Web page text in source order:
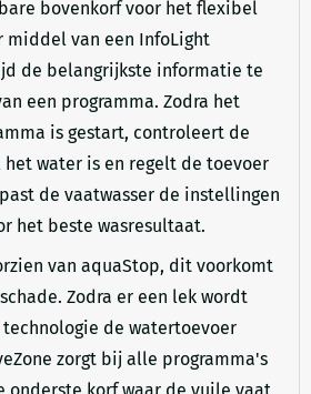
bovenkorf voor het flexibel
middel van een InfoLight
de belangrijkste informatie te
een programma. Zodra het
is gestart, controleert de
het water is en regelt de toevoer
de vaatwasser de instellingen
het beste wasresultaat.
van aquaStop, dit voorkomt
Zodra er een lek wordt
de watertoevoer
zorgt bij alle programma's
onderste korf waar de vuile vaat